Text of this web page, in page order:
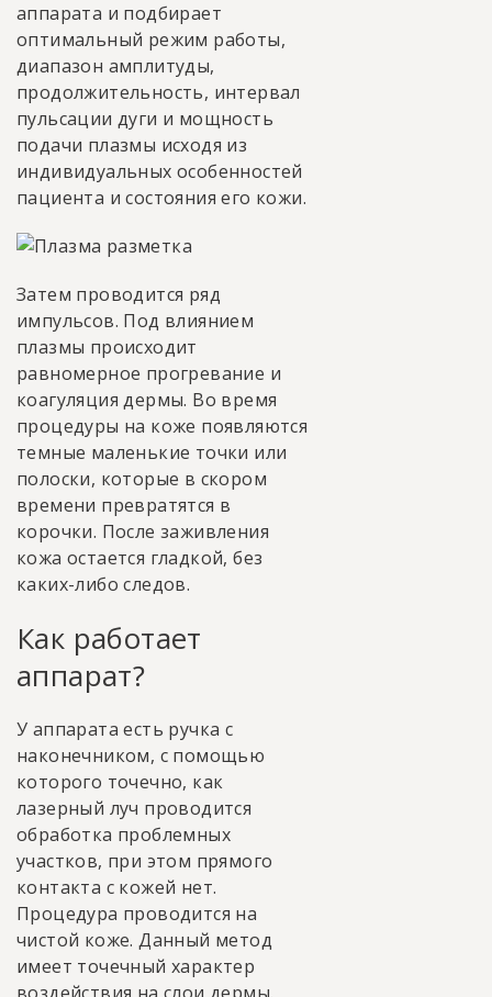
аппарата и подбирает
оптимальный режим работы,
диапазон амплитуды,
продолжительность, интервал
пульсации дуги и мощность
подачи плазмы исходя из
индивидуальных особенностей
пациента и состояния его кожи.
Затем проводится ряд
импульсов. Под влиянием
плазмы происходит
равномерное прогревание и
коагуляция дермы. Во время
процедуры на коже появляются
темные маленькие точки или
полоски, которые в скором
времени превратятся в
корочки. После заживления
кожа остается гладкой, без
каких-либо следов.
Как работает
аппарат?
У аппарата есть ручка с
наконечником, с помощью
которого точечно, как
лазерный луч проводится
обработка проблемных
участков, при этом прямого
контакта с кожей нет.
Процедура проводится на
чистой коже. Данный метод
имеет точечный характер